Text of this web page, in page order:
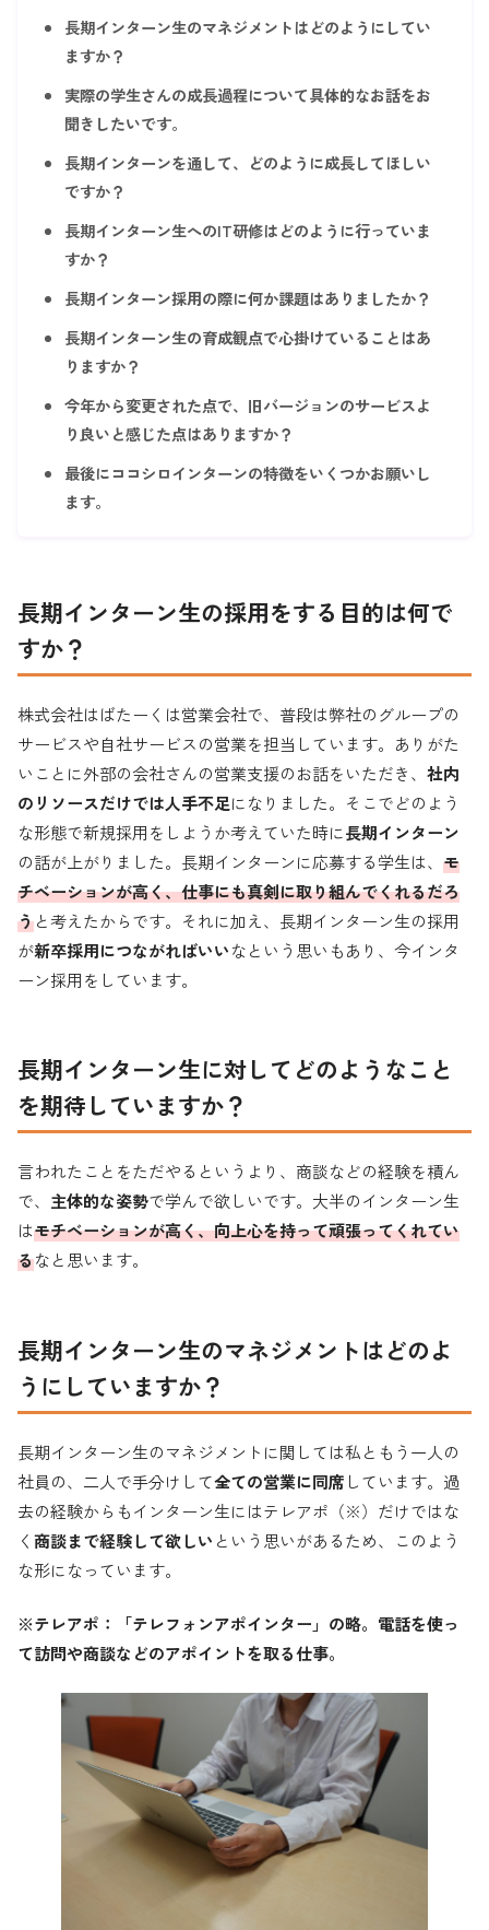
長期インターン生のマネジメントはどのようにしてい
ますか？
実際の学生さんの成長過程について具体的なお話をお
聞きしたいです。
長期インターンを通して、どのように成長してほしい
ですか？
長期インターン生へのIT研修はどのように行っていま
すか？
長期インターン採用の際に何か課題はありましたか？
長期インターン生の育成観点で心掛けていることはあ
りますか？
今年から変更された点で、旧バージョンのサービスよ
り良いと感じた点はありますか？
最後にココシロインターンの特徴をいくつかお願いし
ます。
長期インターン生の採用をする目的は何で
すか？
株式会社はばたーくは営業会社で、普段は弊社のグループの
サービスや自社サービスの営業を担当しています。ありがた
いことに外部の会社さんの営業支援のお話をいただき、 社内
のリソースだけでは人手不足になりました。そこでどのよう
な形態で新規採用をしようか考えていた時に長期インターン
の話が上がりました。長期インターンに応募する学生は、 モ
チベーションが高く、仕事にも真剣に取り組んでくれるだろ
うと考えたからです。それに加え、長期インターン生の採用
が新卒採用につながればいいなという思いもあり、今インタ
ーン採用をしています。
長期インターン生に対してどのようなこと
を期待していますか？
言われたことをただやるというより、商談などの経験を積ん
で、 主体的な姿勢で学んで欲しいです。大半のインターン生
はモチベーションが高く、向上心を持って頑張ってくれてい
るなと思います。
長期インターン生のマネジメントはどのよ
うにしていますか？
長期インターン生のマネジメントに関しては私ともう一人の
社員の、二人で手分けして全ての営業に同席 しています。過
去の経験からもインターン生にはテレアポ（※）だけではな
く 商談まで経験して欲しい という思いがあるため、このよう
な形になっています。
※テレアポ：「テレフォンアポインター」の略。電話を使っ
て訪問や商談などのアポイントを取る仕事。